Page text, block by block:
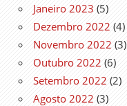
Janeiro 2023 (5)
Dezembro 2022 (4)
Novembro 2022 (3)
Outubro 2022 (6)
Setembro 2022 (2)
Agosto 2022 (3)